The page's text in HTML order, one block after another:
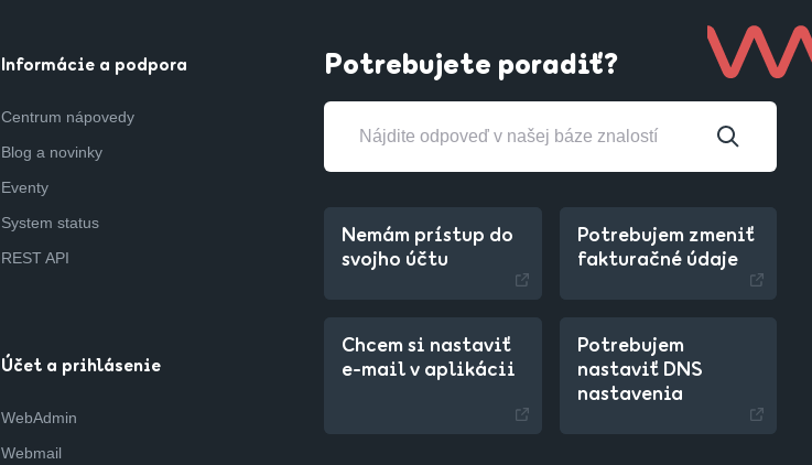
Informácie a podpora
Centrum nápovedy
Blog a novinky
Eventy
System status
REST API
Účet a prihlásenie
WebAdmin
Webmail
Potrebujete poradiť?
Nemám prístup do
svojho účtu
Potrebujem zmeniť
fakturačné údaje
Chcem si nastaviť
e-mail v aplikácii
Potrebujem
nastaviť DNS
nastavenia